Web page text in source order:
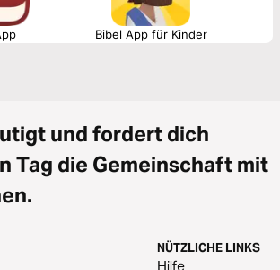
Bibel App für Kinder
und fordert dich
Tag die Gemeinschaft mit
NÜTZLICHE LINKS
Hilfe